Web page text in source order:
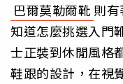
巴爾莫勒爾靴 則
知道怎麼挑選入門
士正裝到休閒風格
鞋跟的設計，在視